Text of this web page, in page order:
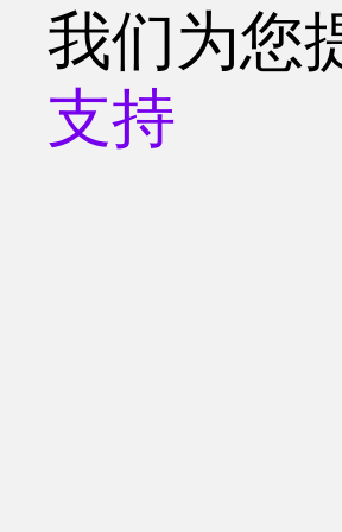
我们为您
支持